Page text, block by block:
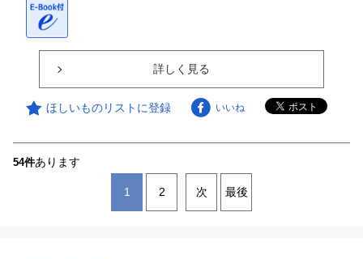
詳しく見る
ほしいものリストに登録 いいね
54件あります
1 2 次 最後